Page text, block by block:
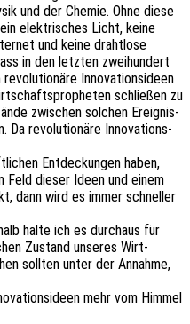
und der Chemie. Ohne diese
elek­tri­sches Licht, keine
und keine draht­lo­se
in den letz­ten zwei­hun­dert
Inno­va­ti­ons­ideen
schlie­ßen zu
zwischen solchen Ereig­nis­
Da revo­lu­tio­nä­re Inno­va­ti­ons­
Entde­ckun­gen haben,
Feld dieser Ideen und einem
dann wird es immer schnel­ler
halte ich es durch­aus für
Zustand unse­res Wirt­
soll­ten unter der Annah­me,
mehr vom Himmel